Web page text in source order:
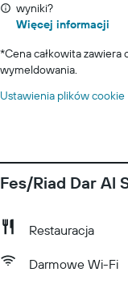
wyniki?
Więcej informacji
*Cena całkowita zawiera
wymeldowania.
Ustawienia plików cookie
Fes/Riad Dar Al
Restauracja
Darmowe Wi-Fi